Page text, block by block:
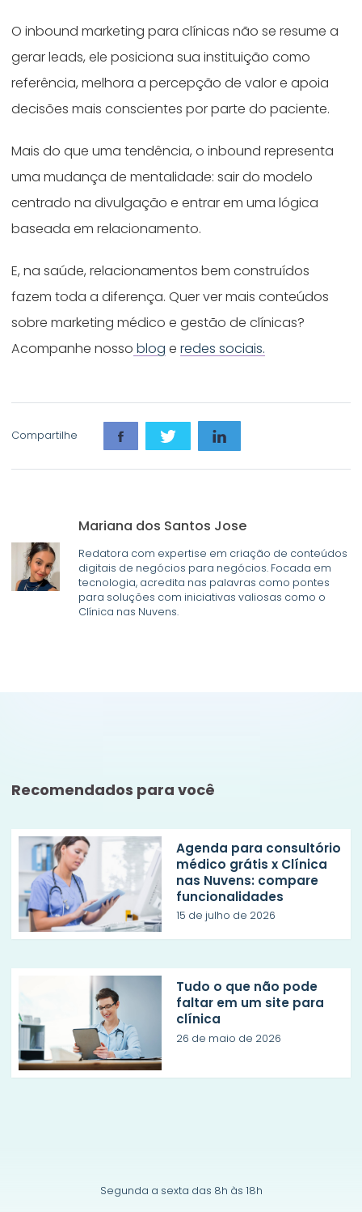
O inbound marketing para clínicas não se resume a
gerar leads, ele posiciona sua instituição como
referência, melhora a percepção de valor e apoia
decisões mais conscientes por parte do paciente.
Mais do que uma tendência, o inbound representa
uma mudança de mentalidade: sair do modelo
centrado na divulgação e entrar em uma lógica
baseada em relacionamento.
E, na saúde, relacionamentos bem construídos
fazem toda a diferença. Quer ver mais conteúdos
sobre marketing médico e gestão de clínicas?
Acompanhe nosso blog eredes sociais.
Compartilhe
Mariana dos Santos Jose
Redatora com expertise em criação de conteúdos
digitais de negócios para negócios. Focada em
tecnologia, acredita nas palavras como pontes
para soluções com iniciativas valiosas como o
Clínica nas Nuvens.
Recomendados para você
Agenda para consultório
médico grátis x Clínica
nas Nuvens: compare
funcionalidades
15 de julho de 2026
Tudo o que não pode
faltar em um site para
clínica
26 de maio de 2026
Segunda a sexta das 8h às 18h